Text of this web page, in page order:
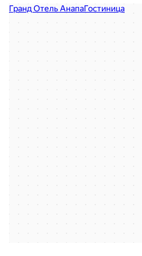
Grand Hotel Anapa
Гостиница в Анапе